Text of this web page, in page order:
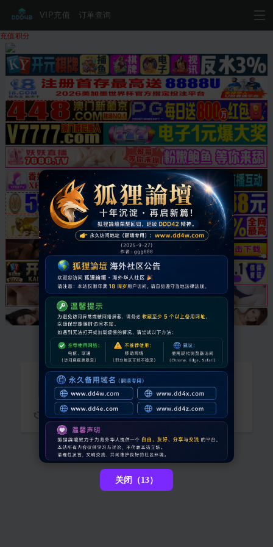
VIP充值 订单查询
充值积分
抱歉，您需要登录后才能查看
请稍候...
关闭（13）